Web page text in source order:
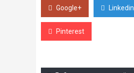
Google+ Linkedin
Pinterest